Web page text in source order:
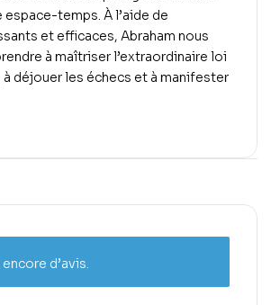
temps. À l’aide de
et efficaces, Abraham nous
à maîtriser l’extraordinaire loi
à déjouer les échecs et à manifester
encore d’avis.